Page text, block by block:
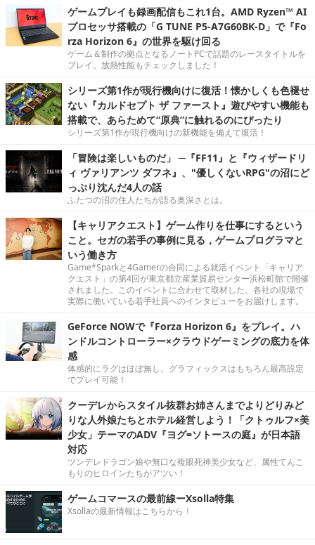
ゲームプレイも録画配信もこれ1台。AMD Ryzen™ AI
プロセッサ搭載の「G TUNE P5-A7G60BK-D」で『Fo
rza Horizon 6』の世界を駆け回る
ゲーム＆制作の拠点となるノートPCで話題のレースタイトルを
プレイ。放熱性能もチェックしました！
シリーズ第1作が現行機向けに復活！懐かしくも色褪せ
ない『カルドセプト ザ ファースト』遊びやすい機能も
搭載で、あらためて“原典”に触れるのにぴったり
シリーズ第1作が現行機向けの新機能を備えて復活！
「冒険は楽しいものだ」 ─『FF11』と『ウィザードリ
ィ ヴァリアンツ ダフネ』、"優しくないRPG"の沼にど
っぷり沈んだ4人の話
ふたつの沼の住人たちが語る奥深さとは。
【キャリアクエスト】ゲーム作りを仕事にするという
こと。セガの若手の事例に見る，ゲームプログラマと
いう働き方
Game*Sparkと4Gamerの合同による就活イベント「キャリア
クエスト」の第4回が東京都立産業貿易センター浜松町館で開催
されました。このイベントに合わせて取材した、各社の現場で
実際に働いている若手社員へのインタビューをお届けします。
GeForce NOWで『Forza Horizon 6』をプレイ。ハ
ンドルコントローラー×クラウドゲーミングの底力を体
感
体感的にラグはほぼ無し。グラフィックスはもちろん最高設定
でプレイ可能！
クーデレからスタイル抜群お姉さんまでよりどりみど
りな人外娘たちとホテル経営しよう！「クトゥルフ×美
少女」テーマのADV『ヨグ=ソトースの庭』が日本語
対応
ツンデレドラゴン娘や無口な複眼死神美少女など、属性てんこ
もりのヒロインたちがアツい！
ゲームコマースの最前線ーXsolla特集
Xsollaの最新情報はこちらから！